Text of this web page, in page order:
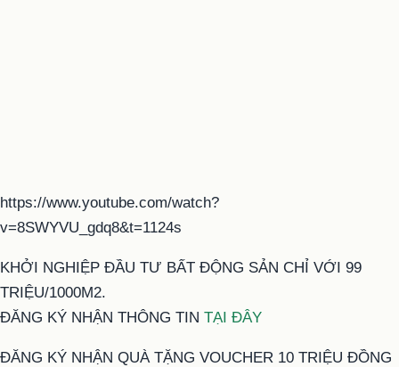
https://www.youtube.com/watch?
v=8SWYVU_gdq8&t=1124s
KHỞI NGHIỆP ĐẦU TƯ BẤT ĐỘNG SẢN CHỈ VỚI 99
TRIỆU/1000M2.
ĐĂNG KÝ NHẬN THÔNG TIN TẠI ĐÂY
ĐĂNG KÝ NHẬN QUÀ TẶNG VOUCHER 10 TRIỆU ĐỒNG